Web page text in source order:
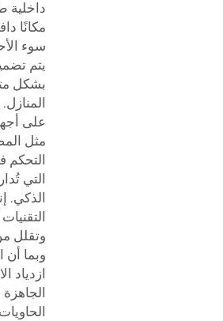
داخلية
مكانًا
سوء
يتم
بشكل
على
مثل
التحكم
التي
الذكي.
وتقلل
وبما أن
ازدياد